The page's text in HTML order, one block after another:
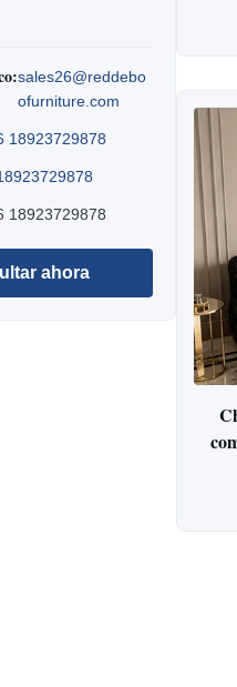
sales26@reddebo
ofurniture.com
18923729878
18923729878
ahora